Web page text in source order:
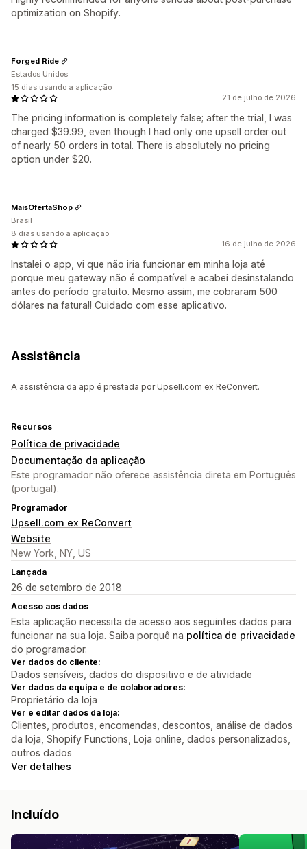
optimization on Shopify.
21 de julho de 2026
The pricing information is completely false; after the trial, I was
charged $39.99, even though I had only one upsell order out
of nearly 50 orders in total. There is absolutely no pricing
option under $20.
Forged Ride
Estados Unidos
15 dias usando a aplicação
16 de julho de 2026
Instalei o app, vi que não iria funcionar em minha loja até
porque meu gateway não é compatível e acabei desinstalando
antes do período gratuito. Mesmo assim, me cobraram 500
dólares na fatura!! Cuidado com esse aplicativo.
MaisOfertaShop
Brasil
8 dias usando a aplicação
Assistência
A assistência da app é prestada por Upsell.com ex ReConvert.
Recursos
Política de privacidade
Documentação da aplicação
Este programador não oferece assistência direta em Português
(portugal).
Programador
Upsell.com ex ReConvert
Website
New York, NY, US
Lançada
26 de setembro de 2018
Acesso aos dados
Esta aplicação necessita de acesso aos seguintes dados para
funcionar na sua loja. Saiba porquê na política de privacidade
do programador.
Ver dados do cliente:
Dados sensíveis, dados do dispositivo e de atividade
Ver dados da equipa e de colaboradores:
Proprietário da loja
Ver e editar dados da loja:
Clientes, produtos, encomendas, descontos, análise de dados
da loja, Shopify Functions, Loja online, dados personalizados,
outros dados
Ver detalhes
Incluído